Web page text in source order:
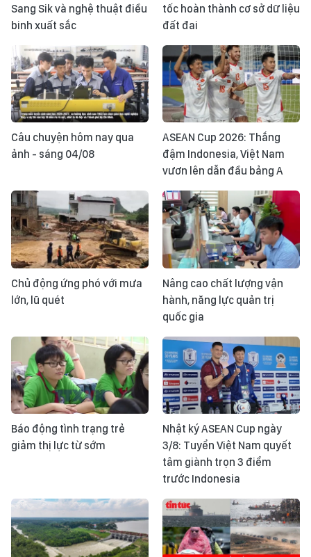
Sang Sik và nghệ thuật điều
binh xuất sắc
tốc hoàn thành cơ sở dữ liệu
đất đai
Câu chuyện hôm nay qua
ảnh - sáng 04/08
ASEAN Cup 2026: Thắng
đậm Indonesia, Việt Nam
vươn lên dẫn đầu bảng A
Chủ động ứng phó với mưa
lớn, lũ quét
Nâng cao chất lượng vận
hành, năng lực quản trị
quốc gia
Báo động tình trạng trẻ
giảm thị lực từ sớm
Nhật ký ASEAN Cup ngày
3/8: Tuyển Việt Nam quyết
tâm giành trọn 3 điểm
trước Indonesia